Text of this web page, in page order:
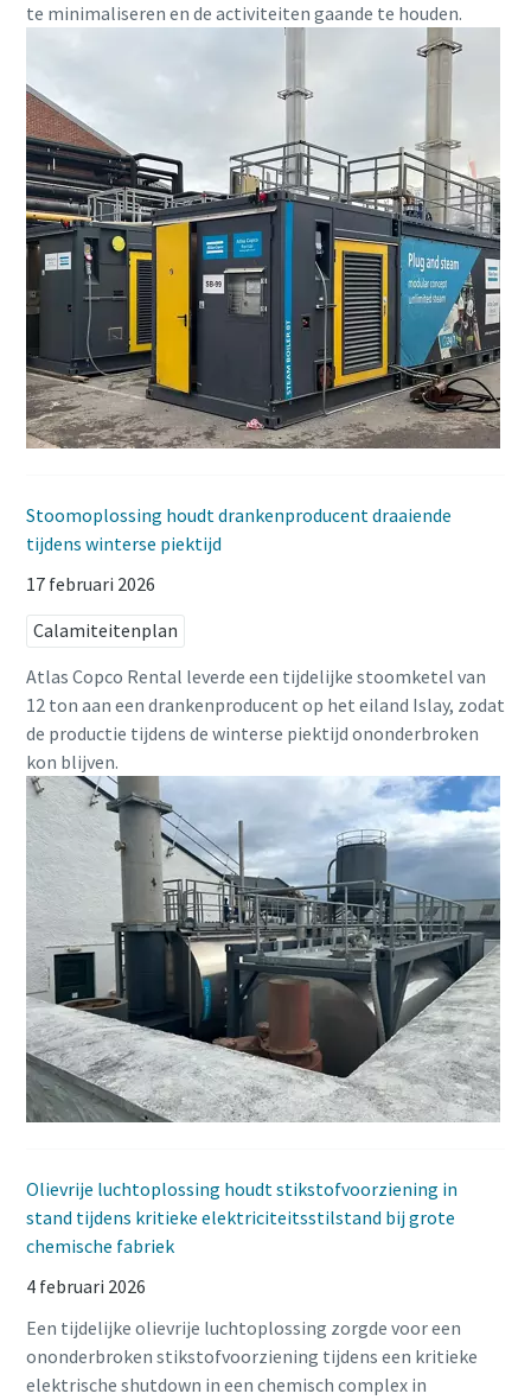
te minimaliseren en de activiteiten gaande te houden.
Stoomoplossing houdt drankenproducent draaiende
tijdens winterse piektijd
17 februari 2026
Calamiteitenplan
Atlas Copco Rental leverde een tijdelijke stoomketel van
12 ton aan een drankenproducent op het eiland Islay, zodat
de productie tijdens de winterse piektijd ononderbroken
kon blijven.
Olievrije luchtoplossing houdt stikstofvoorziening in
stand tijdens kritieke elektriciteitsstilstand bij grote
chemische fabriek
4 februari 2026
Een tijdelijke olievrije luchtoplossing zorgde voor een
ononderbroken stikstofvoorziening tijdens een kritieke
elektrische shutdown in een chemisch complex in